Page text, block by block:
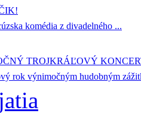
komédia z divadelného ...
TROJKRÁĽOVÝ
rok výnimočným hudobným